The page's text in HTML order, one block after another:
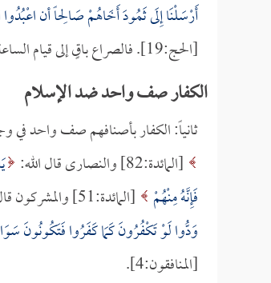
أَرْسَلْنَا إِلَى ثَمُودَ أَخَاهُمْ صَالِحاً أن
[الحج:19]. فالصراع باقٍ إلى قيام الساعة ومن أبرز صوره الصراع العسكري.
الكفار صف واحد ضد الإسلام
ثانياً: الكفار بأصنافهم صف واحد في
[المائدة:82] والنصارى قال الله:
فَإِنَّهُ مِنْهُمْ
[المائدة:51] والمشركون قال الله:
وَدُّوا لَوْ تَكْفُرُونَ كَمَا كَفَرُوا فَتَكُونُونَ
[المنافقون:4].